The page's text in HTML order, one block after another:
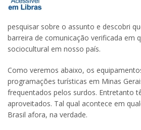
pesquisar sobre o assunto e descobri
barreira de comunicação verificada em
sociocultural em nosso país.
Como veremos abaixo, os
programações turísticas em Minas
frequentados pelos surdos. Entretanto
aproveitados. Tal qual acontece em
Brasil afora, na verdade.